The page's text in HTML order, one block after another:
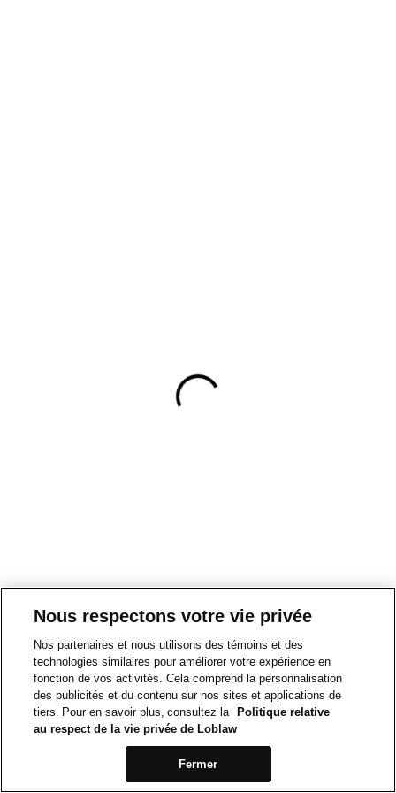
Nous respectons votre vie privée
Nos partenaires et nous utilisons des témoins et des
technologies similaires pour améliorer votre expérience en
fonction de vos activités. Cela comprend la personnalisation
des publicités et du contenu sur nos sites et applications de
tiers. Pour en savoir plus, consultez la
Politique relative
au respect de la vie privée de Loblaw
Fermer